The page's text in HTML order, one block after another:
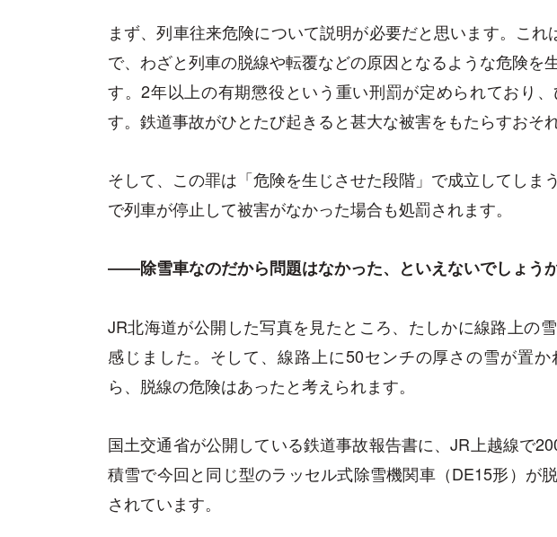
まず、列車往来危険について説明が必要だと思います。こ
で、わざと列車の脱線や転覆などの原因となるような危険を
す。2年以上の有期懲役という重い刑罰が定められており
す。鉄道事故がひとたび起きると甚大な被害をもたらすおそ
そして、この罪は「危険を生じさせた段階」で成立してしま
で列車が停止して被害がなかった場合も処罰されます。
――除雪車なのだから問題はなかった、といえないでしょう
JR北海道が公開した写真を見たところ、たしかに線路上の
感じました。そして、線路上に50センチの厚さの雪が置
ら、脱線の危険はあったと考えられます。
国土交通省が公開している鉄道事故報告書に、JR上越線で
積雪で今回と同じ型のラッセル式除雪機関車（DE15形）が
されています。